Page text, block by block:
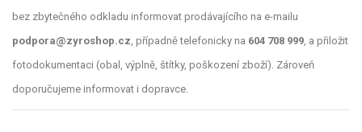
bez zbytečného odkladu informovat prodávajícího na e-mailu
podpora@zyroshop.cz, případně telefonicky na 604 708 999, a přiložit
fotodokumentaci (obal, výplně, štítky, poškození zboží). Zároveň
doporučujeme informovat i dopravce.